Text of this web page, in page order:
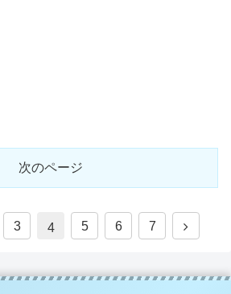
次のページ
3 4 5 6 7